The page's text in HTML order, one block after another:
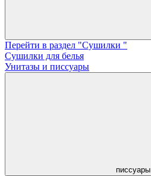
Перейти в раздел "Сушилки "
Сушилки для белья
Унитазы и писсуары
писсуары